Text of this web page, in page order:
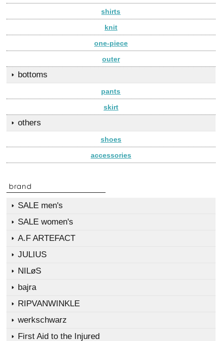
shirts
knit
one-piece
outer
bottoms
pants
skirt
others
shoes
accessories
SALE men's
SALE women's
A.F ARTEFACT
JULIUS
NILøS
bajra
RIPVANWINKLE
werkschwarz
First Aid to the Injured